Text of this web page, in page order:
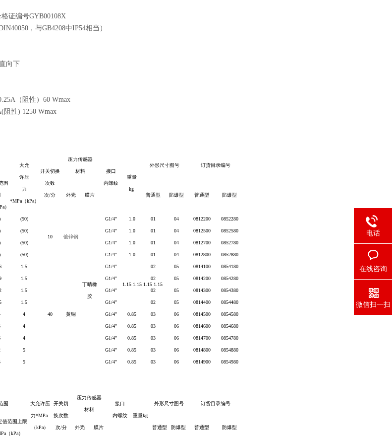
格证编号GYB00108X
，与GB4208中IP54相当）
向下
（阻性）60 Wmax
阻性) 1250 Wmax
大允
许压
力
*MPa （kPa）
开关切换
次数
次/分
压力传感器
材料 接口
内螺纹
重量
kg
外形尺寸图号 订货目录编号
围
）
外壳 膜片 普通型 防爆型 普通型 防爆型
(50)
(50)
(50)
(50)
10 镀锌钢
丁晴橡
胶
G1/4″
G1/4″
G1/4″
G1/4″
1.0
1.0
1.0
1.0
01
01
01
01
04
04
04
04
0812200
0812500
0812700
0812800
0852280
0852580
0852780
0852880
1.5
1.5
1.5
1.5
40 黄铜
G1/4″
G1/4″
G1/4″
G1/4″
1.15 1.15 1.15 1.15
02
02
02
02
05
05
05
05
0814100
0814200
0814300
0814400
0854180
0854280
0854380
0854480
4
4
4
G1/4″
G1/4″
G1/4″
0.85
0.85
0.85
03
03
03
06
06
06
0814500
0814600
0814700
0854580
0854680
0854780
5
5
G1/4″
G1/4″
0.85
0.85
03
03
06
06
0814800
0814900
0854880
0854980
围 大允许压
力*MPa
（kPa）
开关切
换次数
次/分
压力传感器
材料
接口
内螺纹 重量kg
外形尺寸图号 订货目录编号
值范围上限
（kPa）
外壳 膜片 普通型 防爆型 普通型 防爆型
电话
在线咨询
微信扫一扫